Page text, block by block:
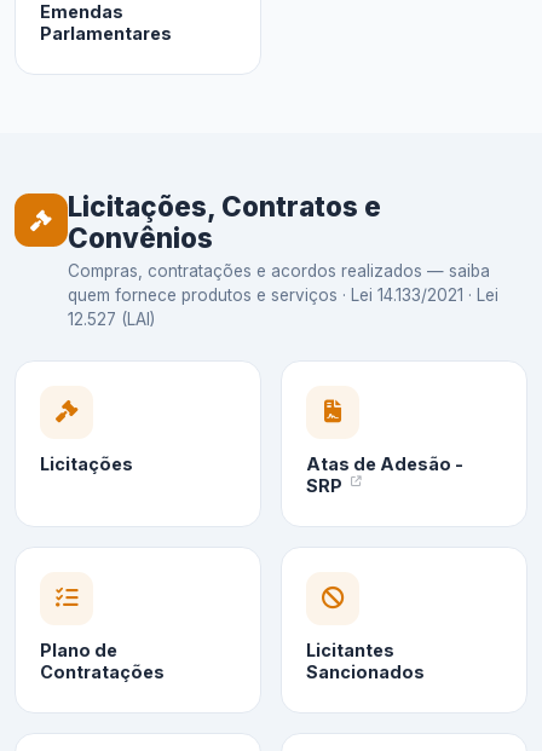
Emendas
Parlamentares
Licitações, Contratos e
Convênios
Compras, contratações e acordos realizados — saiba
quem fornece produtos e serviços · Lei 14.133/2021 · Lei
12.527 (LAI)
Licitações
Atas de Adesão -
SRP
Plano de
Contratações
Licitantes
Sancionados